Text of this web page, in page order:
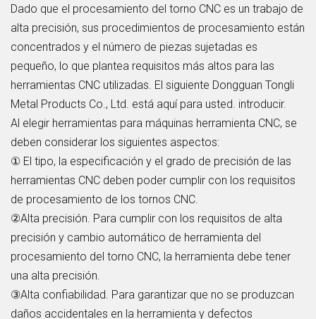
Dado que el procesamiento del torno CNC es un trabajo de
alta precisión, sus procedimientos de procesamiento están
concentrados y el número de piezas sujetadas es
pequeño, lo que plantea requisitos más altos para las
herramientas CNC utilizadas. El siguiente Dongguan Tongli
Metal Products Co., Ltd. está aquí para usted. introducir.
Al elegir herramientas para máquinas herramienta CNC, se
deben considerar los siguientes aspectos:
① El tipo, la especificación y el grado de precisión de las
herramientas CNC deben poder cumplir con los requisitos
de procesamiento de los tornos CNC.
②Alta precisión. Para cumplir con los requisitos de alta
precisión y cambio automático de herramienta del
procesamiento del torno CNC, la herramienta debe tener
una alta precisión.
③Alta confiabilidad. Para garantizar que no se produzcan
daños accidentales en la herramienta y defectos